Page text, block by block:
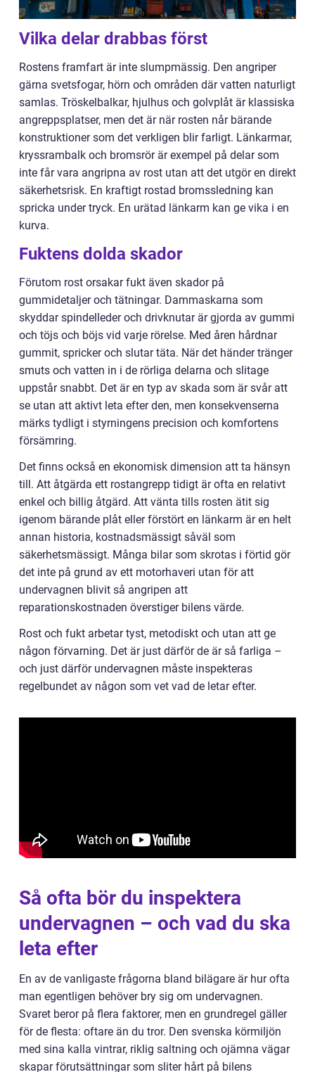
Vilka delar drabbas först
Rostens framfart är inte slumpmässig. Den angriper
gärna svetsfogar, hörn och områden där vatten naturligt
samlas. Tröskelbalkar, hjulhus och golvplåt är klassiska
angreppsplatser, men det är när rosten når bärande
konstruktioner som det verkligen blir farligt. Länkarmar,
kryssrambalk och bromsrör är exempel på delar som
inte får vara angripna av rost utan att det utgör en direkt
säkerhetsrisk. En kraftigt rostad bromssledning kan
spricka under tryck. En urätad länkarm kan ge vika i en
kurva.
Fuktens dolda skador
Förutom rost orsakar fukt även skador på
gummidetaljer och tätningar. Dammaskarna som
skyddar spindelleder och drivknutar är gjorda av gummi
och töjs och böjs vid varje rörelse. Med åren hårdnar
gummit, spricker och slutar täta. När det händer tränger
smuts och vatten in i de rörliga delarna och slitage
uppstår snabbt. Det är en typ av skada som är svår att
se utan att aktivt leta efter den, men konsekvenserna
märks tydligt i styrningens precision och komfortens
försämring.
Det finns också en ekonomisk dimension att ta hänsyn
till. Att åtgärda ett rostangrepp tidigt är ofta en relativt
enkel och billig åtgärd. Att vänta tills rosten ätit sig
igenom bärande plåt eller förstört en länkarm är en helt
annan historia, kostnadsmässigt såväl som
säkerhetsmässigt. Många bilar som skrotas i förtid gör
det inte på grund av ett motorhaveri utan för att
undervagnen blivit så angripen att
reparationskostnaden överstiger bilens värde.
Rost och fukt arbetar tyst, metodiskt och utan att ge
någon förvarning. Det är just därför de är så farliga –
och just därför undervagnen måste inspekteras
regelbundet av någon som vet vad de letar efter.
Så ofta bör du inspektera
undervagnen – och vad du ska
leta efter
En av de vanligaste frågorna bland bilägare är hur ofta
man egentligen behöver bry sig om undervagnen.
Svaret beror på flera faktorer, men en grundregel gäller
för de flesta: oftare än du tror. Den svenska körmiljön
med sina kalla vintrar, riklig saltning och ojämna vägar
skapar förutsättningar som sliter hårt på bilens